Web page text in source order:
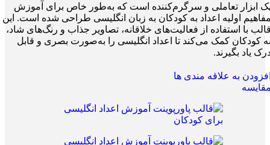
ابزار تعاملی و سرگرم‌کننده است که به‌طور خاص برای آموزش
اولیه اعداد به کودکان به زبان انگلیسی طراحی شده است. این
با استفاده از فعالیت‌های خلاقانه، تصاویر جذاب و رنگ‌های شاد،
کودکان کمک می‌کند تا اعداد انگلیسی را به‌صورت بصری و قابل
یاد بگیرند.
به علاقه مندی ها